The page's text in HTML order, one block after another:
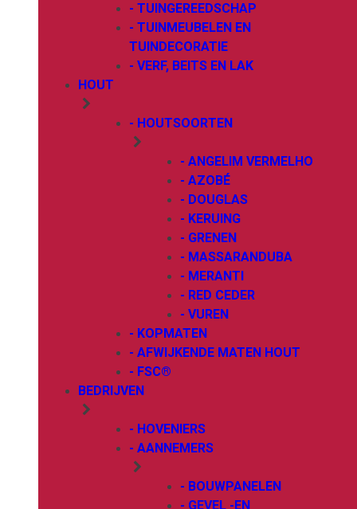
- TUINGEREEDSCHAP
- TUINMEUBELEN EN
TUINDECORATIE
- VERF, BEITS EN LAK
HOUT
- HOUTSOORTEN
- ANGELIM VERMELHO
- AZOBÉ
- DOUGLAS
- KERUING
- GRENEN
- MASSARANDUBA
- MERANTI
- RED CEDER
- VUREN
- KOPMATEN
- AFWIJKENDE MATEN HOUT
- FSC®
BEDRIJVEN
- HOVENIERS
- AANNEMERS
- BOUWPANELEN
- GEVEL -EN